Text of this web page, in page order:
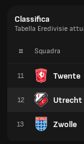
Classifica
Tabella Eredivisie
# Squadra
11 Twente
12 Utrecht
13 Zwolle